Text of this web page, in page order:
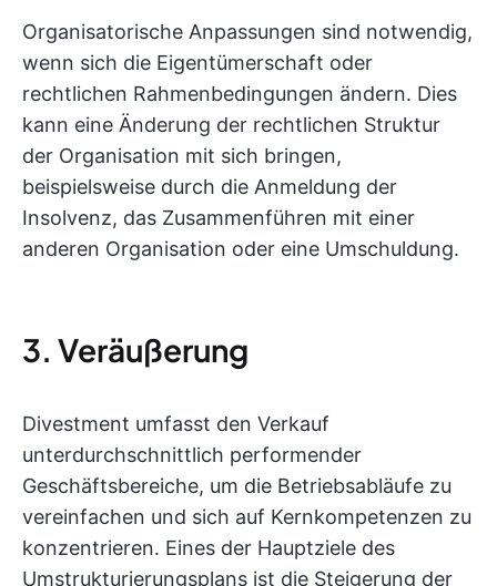
Organisatorische Anpassungen sind notwendig,
wenn sich die Eigentümerschaft oder
rechtlichen Rahmenbedingungen ändern. Dies
kann eine Änderung der rechtlichen Struktur
der Organisation mit sich bringen,
beispielsweise durch die Anmeldung der
Insolvenz, das Zusammenführen mit einer
anderen Organisation oder eine Umschuldung.
3. Veräußerung
Divestment umfasst den Verkauf
unterdurchschnittlich performender
Geschäftsbereiche, um die Betriebsabläufe zu
vereinfachen und sich auf Kernkompetenzen zu
konzentrieren. Eines der Hauptziele des
Umstrukturierungsplans ist die Steigerung der